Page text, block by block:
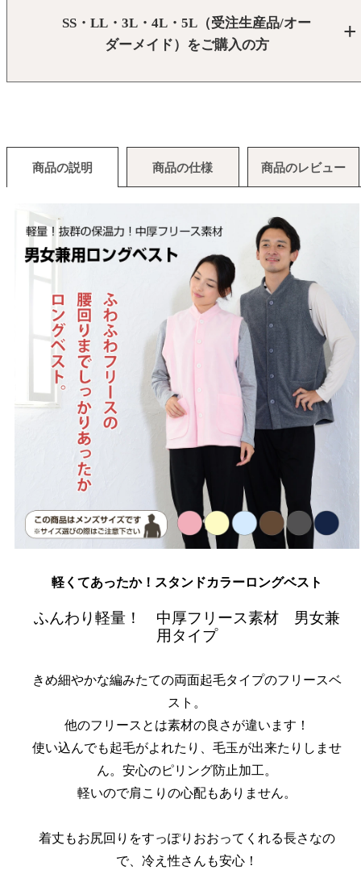
SS・LL・3L・4L・5L（受注生産品/オー
ダーメイド）をご購入の方
商品の説明 商品の仕様 商品のレビュー
軽くてあったか！スタンドカラーロングベスト
ふんわり軽量！ 中厚フリース素材 男女兼
用タイプ
きめ細やかな編みたての両面起毛タイプのフリースベ
スト。
他のフリースとは素材の良さが違います！
使い込んでも起毛がよれたり、毛玉が出来たりしませ
ん。安心のピリング防止加工。
軽いので肩こりの心配もありません。
着丈もお尻回りをすっぽりおおってくれる長さなの
で、冷え性さんも安心！